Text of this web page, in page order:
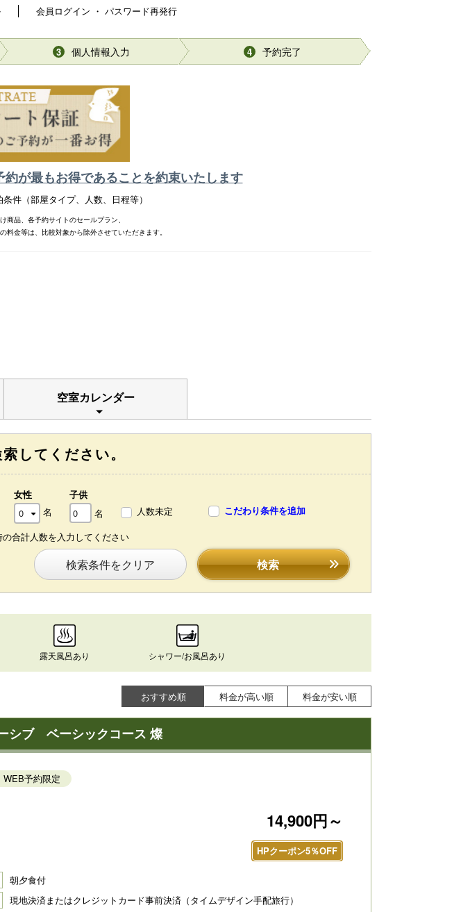
会員ログイン ・ パスワード再発行
3 個人情報入力 4 予約完了
約が最もお得であることを約束いたします
件（部屋タイプ、人数、日程等）
商品、各予約サイトのセールプラン、
金等は、比較対象から除外させていただきます。
空室カレンダー
してください。
女性
名
子供
名
人数未定
合計人数を入力してください
こだわり条件を追加
検索条件をクリア 検索
露天風呂あり シャワー/お風呂あり
おすすめ順 料金が高い順 料金が安い順
シブ ベーシックコース 燦
WEB予約限定
14,900円～
HPクーポン5％OFF
朝夕食付
現地決済またはクレジットカード事前決済（タイムデザイン手配旅行）